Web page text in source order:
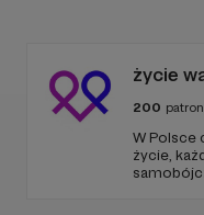
życie
200
W Polsce
życie,